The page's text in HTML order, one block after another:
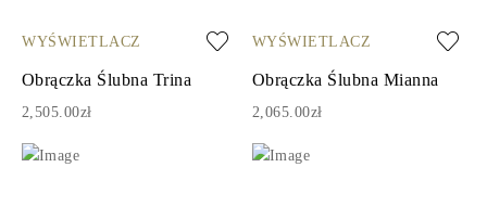
WYŚWIETLACZ
Obrączka Ślubna Trina
2,505.00zł
WYŚWIETLACZ
Obrączka Ślubna Mianna
2,065.00zł